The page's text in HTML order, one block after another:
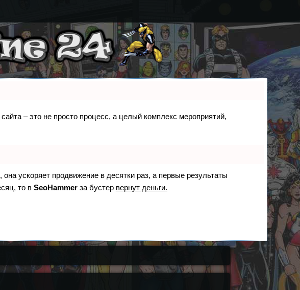
– это не просто процесс, а целый комплекс мероприятий,
, она ускоряет продвижение в десятки раз, а первые результаты
то в SeoHammerза бустер вернут деньги.